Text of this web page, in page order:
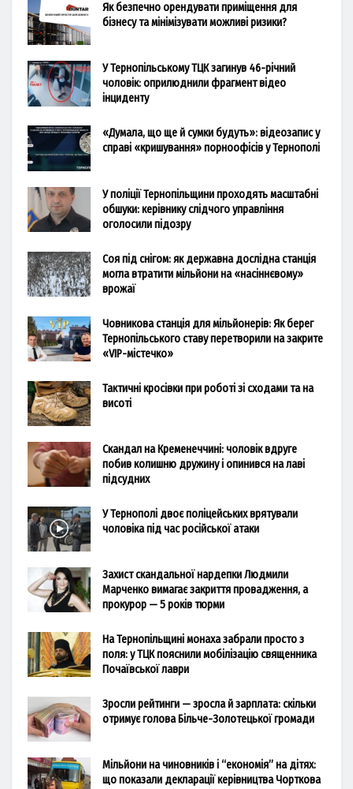
Як безпечно орендувати приміщення для
бізнесу та мінімізувати можливі ризики?
У Тернопільському ТЦК загинув 46-річний
чоловік: оприлюднили фрагмент відео
інциденту
«Думала, що ще й сумки будуть»: відеозапис у
справі «кришування» порноофісів у Тернополі
У поліції Тернопільщини проходять масштабні
обшуки: керівнику слідчого управління
оголосили підозру
Соя під снігом: як державна дослідна станція
могла втратити мільйони на «насіннєвому»
врожаї
Човникова станція для мільйонерів: Як берег
Тернопільського ставу перетворили на закрите
«VIP-містечко»
Тактичні кросівки при роботі зі сходами та на
висоті
Скандал на Кременеччині: чоловік вдруге
побив колишню дружину і опинився на лаві
підсудних
У Тернополі двоє поліцейських врятували
чоловіка під час російської атаки
Захист скандальної нардепки Людмили
Марченко вимагає закриття провадження, а
прокурор — 5 років тюрми
На Тернопільщині монаха забрали просто з
поля: у ТЦК пояснили мобілізацію священника
Почаївської лаври
Зросли рейтинги — зросла й зарплата: скільки
отримує голова Більче-Золотецької громади
Мільйони на чиновників і “економія” на дітях:
що показали декларації керівництва Чорткова